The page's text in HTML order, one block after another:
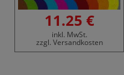
11.25 €
inkl. MwSt.
zzgl. Versandkosten